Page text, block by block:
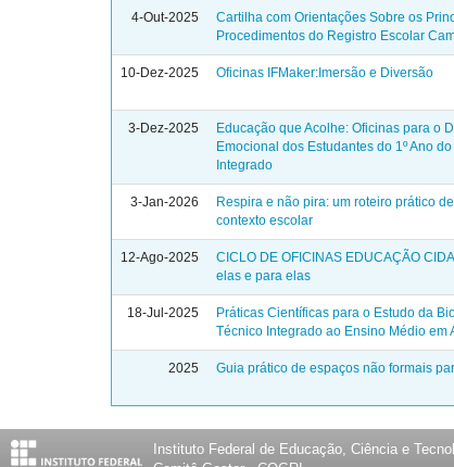
4-Out-2025
Cartilha com Orientações Sobre os
Procedimentos do Registro Escolar
10-Dez-2025 Oficinas IFMaker:Imersão e Diversão
3-Dez-2025
Educação que Acolhe: Oficinas para o
Emocional dos Estudantes do 1º Ano
Integrado
3-Jan-2026
Respira e não pira: um roteiro prático
contexto escolar
12-Ago-2025
CICLO DE OFICINAS EDUCAÇÃO
elas e para elas
18-Jul-2025
Práticas Científicas para o Estudo da
Técnico Integrado ao Ensino Médio em
2025 Guia prático de espaços não formais
Instituto Federal de Educação, Ciência e